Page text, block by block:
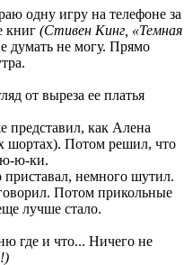
одну игру на телефоне за
книг (Стивен Кинг «Темная
думать не могу. Прямо
от выреза ее платья
представил, как Алена
шортах). Потом решил, что
ю-ки.
приставал, немного шутил.
Потом прикольные
лучше стало.
где и что... Ничего не